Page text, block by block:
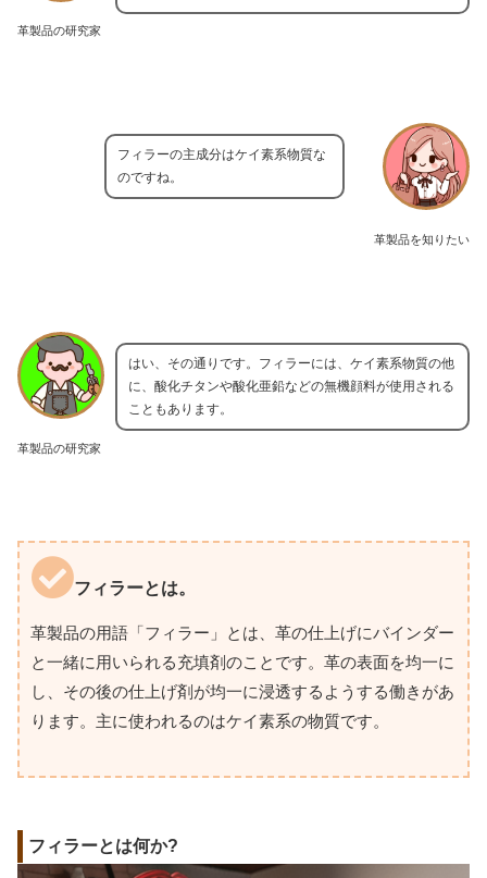
革製品の研究家
革製品を知りたい
フィラーの主成分はケイ素系物質な
のですね。
革製品の研究家
はい、その通りです。フィラーには、ケイ素系物質の他
に、酸化チタンや酸化亜鉛などの無機顔料が使用される
こともあります。
フィラーとは。
革製品の用語「フィラー」とは、革の仕上げにバインダー
と一緒に用いられる充填剤のことです。革の表面を均一に
し、その後の仕上げ剤が均一に浸透するようする働きがあ
ります。主に使われるのはケイ素系の物質です。
フィラーとは何か?